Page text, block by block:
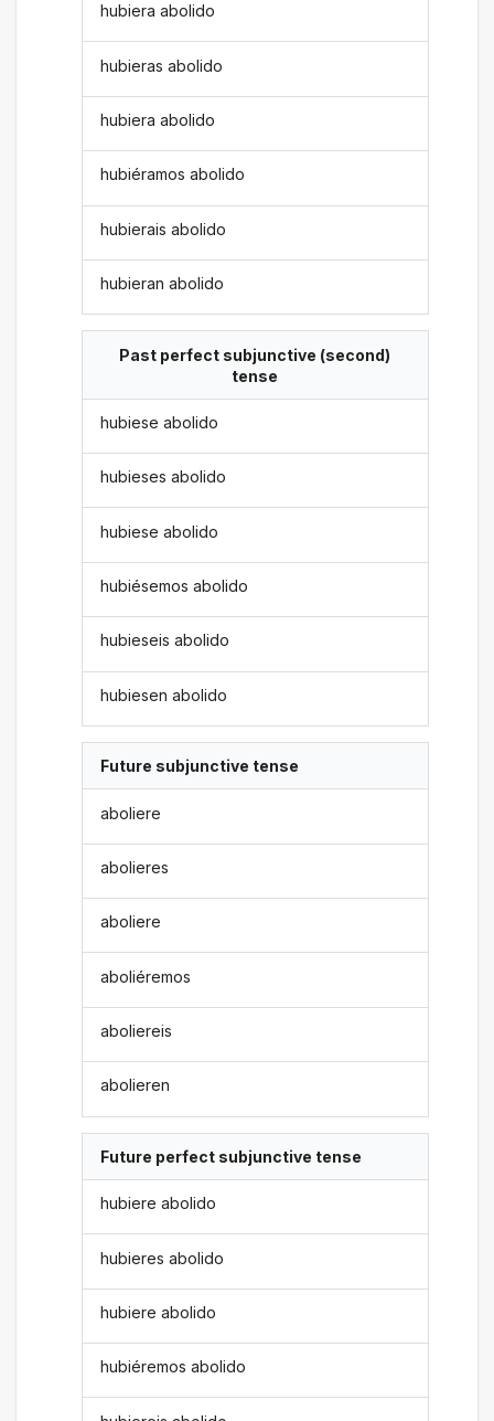
hubiera abolido
hubieras abolido
hubiera abolido
hubiéramos abolido
hubierais abolido
hubieran abolido
Past perfect subjunctive (second)
tense
hubiese abolido
hubieses abolido
hubiese abolido
hubiésemos abolido
hubieseis abolido
hubiesen abolido
Future subjunctive tense
aboliere
abolieres
aboliere
aboliéremos
aboliereis
abolieren
Future perfect subjunctive tense
hubiere abolido
hubieres abolido
hubiere abolido
hubiéremos abolido